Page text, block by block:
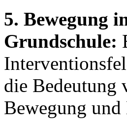
5. Bewegung
Grundschule:
die Bedeutung
Bewegung